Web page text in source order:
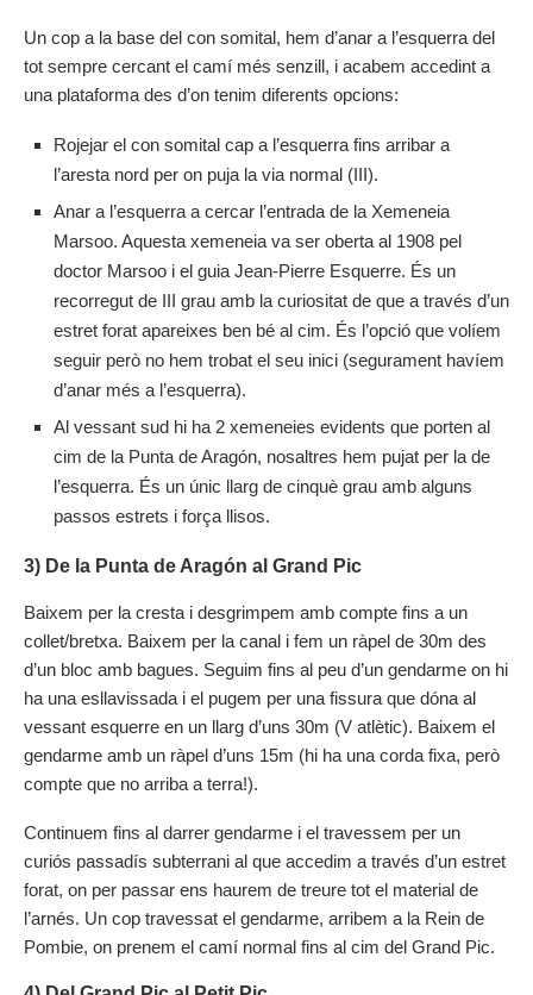
Un cop a la base del con somital, hem d’anar a l’esquerra del
tot sempre cercant el camí més senzill, i acabem accedint a
una plataforma des d’on tenim diferents opcions:
Rojejar el con somital cap a l’esquerra fins arribar a
l’aresta nord per on puja la via normal (III).
Anar a l’esquerra a cercar l’entrada de la Xemeneia
Marsoo. Aquesta xemeneia va ser oberta al 1908 pel
doctor Marsoo i el guia Jean-Pierre Esquerre. És un
recorregut de III grau amb la curiositat de que a través d’un
estret forat apareixes ben bé al cim. És l’opció que volíem
seguir però no hem trobat el seu inici (segurament havíem
d’anar més a l’esquerra).
Al vessant sud hi ha 2 xemeneies evidents que porten al
cim de la Punta de Aragón, nosaltres hem pujat per la de
l’esquerra. És un únic llarg de cinquè grau amb alguns
passos estrets i força llisos.
3) De la Punta de Aragón al Grand Pic
Baixem per la cresta i desgrimpem amb compte fins a un
collet/bretxa. Baixem per la canal i fem un ràpel de 30m des
d’un bloc amb bagues. Seguim fins al peu d’un gendarme on hi
ha una esllavissada i el pugem per una fissura que dóna al
vessant esquerre en un llarg d’uns 30m (V atlètic). Baixem el
gendarme amb un ràpel d’uns 15m (hi ha una corda fixa, però
compte que no arriba a terra!).
Continuem fins al darrer gendarme i el travessem per un
curiós passadís subterrani al que accedim a través d’un estret
forat, on per passar ens haurem de treure tot el material de
l’arnés. Un cop travessat el gendarme, arribem a la Rein de
Pombie, on prenem el camí normal fins al cim del Grand Pic.